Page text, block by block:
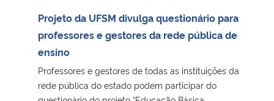
Projeto da UFSM divulga questionário para
professores e gestores da rede pública de
ensino
Professores e gestores de todas as instituições da
rede pública do estado podem participar do